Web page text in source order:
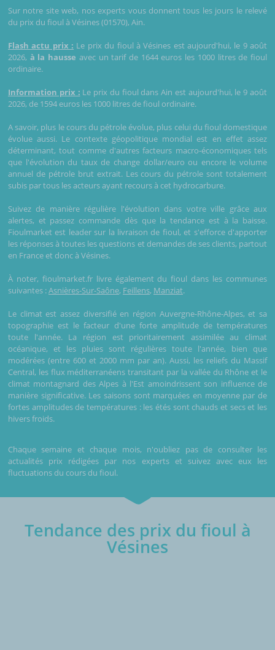
Sur notre site web, nos experts vous donnent tous les jours le relevé
du prix du fioul à Vésines (01570), Ain.
Flash actu prix : Le prix du fioul à Vésines est aujourd'hui, le 9 août
2026, à la hausse avec un tarif de 1644 euros les 1000 litres de fioul
ordinaire.
Information prix : Le prix du fioul dans Ain est aujourd'hui, le 9 août
2026, de 1594 euros les 1000 litres de fioul ordinaire.
A savoir, plus le cours du pétrole évolue, plus celui du fioul domestique
évolue aussi. Le contexte géopolitique mondial est en effet assez
déterminant, tout comme d'autres facteurs macro-économiques tels
que l'évolution du taux de change dollar/euro ou encore le volume
annuel de pétrole brut extrait. Les cours du pétrole sont totalement
subis par tous les acteurs ayant recours à cet hydrocarbure.
Suivez de manière régulière l'évolution dans votre ville grâce aux
alertes, et passez commande dès que la tendance est à la baisse.
Fioulmarket est leader sur la livraison de fioul, et s'efforce d'apporter
les réponses à toutes les questions et demandes de ses clients, partout
en France et donc à Vésines.
À noter, fioulmarket.fr livre également du fioul dans les communes
suivantes :Asnières-Sur-Saône, Feillens, Manziat.
Le climat est assez diversifié en région Auvergne-Rhône-Alpes, et sa
topographie est le facteur d'une forte amplitude de températures
toute l'année. La région est prioritairement assimilée au climat
océanique, et les pluies sont régulières toute l'année, bien que
modérées (entre 600 et 2000 mm par an). Aussi, les reliefs du Massif
Central, les flux méditerranéens transitant par la vallée du Rhône et le
climat montagnard des Alpes à l'Est amoindrissent son influence de
manière significative. Les saisons sont marquées en moyenne par de
fortes amplitudes de températures : les étés sont chauds et secs et les
hivers froids.
Chaque semaine et chaque mois, n'oubliez pas de consulter les
actualités prix rédigées par nos experts et suivez avec eux les
fluctuations du cours du fioul.
Tendance des prix du fioul à
Vésines